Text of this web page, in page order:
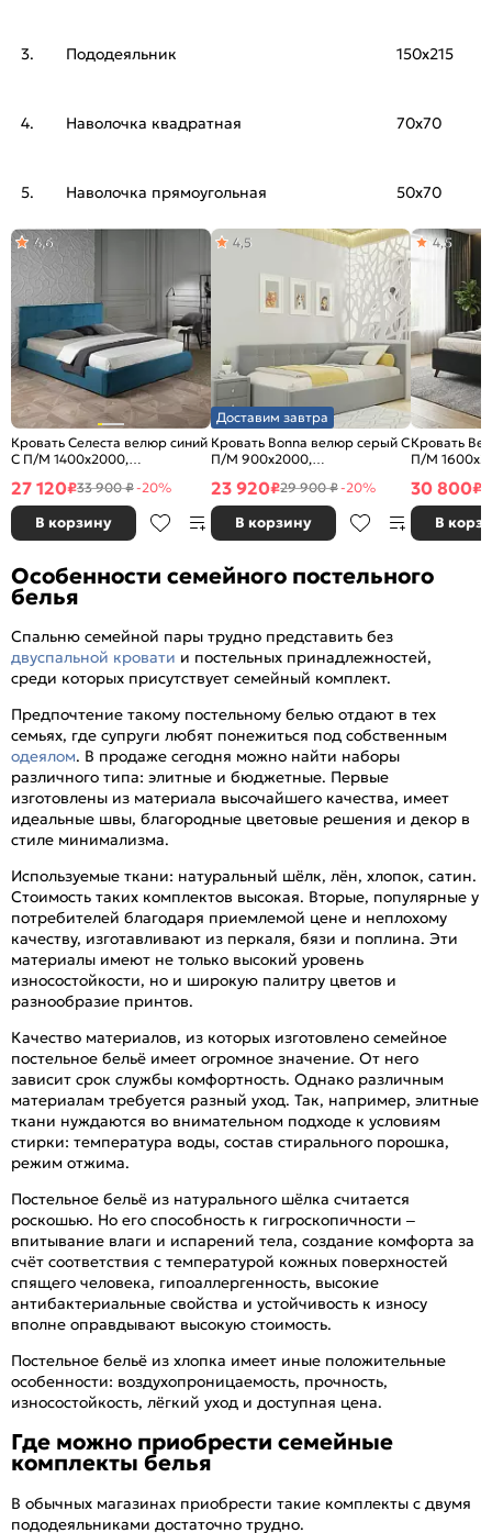
3. Пододеяльник 150х215
4. Наволочка квадратная 70х70
5. Наволочка прямоугольная 50х70
Кровать Селеста велюр синий
С П/М 1400x2000,
изголовье мягкое
4,6
27 120₽33 900 ₽-20%
В корзину
Доставим завтра
Кровать Bonna велюр серый С
П/М 900x2000,
изголовье мягкое
4,5
23 920₽29 900 ₽-20%
В корзину
Кровать
П/М
изголовье
4,5
30 800₽
В
Особенности семейного постельного
белья
Спальню семейной пары трудно представить без
двуспальной кровати и постельных принадлежностей,
среди которых присутствует семейный комплект.
Предпочтение такому постельному белью отдают в тех
семьях, где супруги любят понежиться под собственным
одеялом. В продаже сегодня можно найти наборы
различного типа: элитные и бюджетные. Первые
изготовлены из материала высочайшего качества, имеет
идеальные швы, благородные цветовые решения и декор в
стиле минимализма.
Используемые ткани: натуральный шёлк, лён, хлопок, сатин.
Стоимость таких комплектов высокая. Вторые, популярные у
потребителей благодаря приемлемой цене и неплохому
качеству, изготавливают из перкаля, бязи и поплина. Эти
материалы имеют не только высокий уровень
износостойкости, но и широкую палитру цветов и
разнообразие принтов.
Качество материалов, из которых изготовлено семейное
постельное бельё имеет огромное значение. От него
зависит срок службы комфортность. Однако различным
материалам требуется разный уход. Так, например, элитные
ткани нуждаются во внимательном подходе к условиям
стирки: температура воды, состав стирального порошка,
режим отжима.
Постельное бельё из натурального шёлка считается
роскошью. Но его способность к гигроскопичности –
впитывание влаги и испарений тела, создание комфорта за
счёт соответствия с температурой кожных поверхностей
спящего человека, гипоаллергенность, высокие
антибактериальные свойства и устойчивость к износу
вполне оправдывают высокую стоимость.
Постельное бельё из хлопка имеет иные положительные
особенности: воздухопроницаемость, прочность,
износостойкость, лёгкий уход и доступная цена.
Где можно приобрести семейные
комплекты белья
В обычных магазинах приобрести такие комплекты с двумя
пододеяльниками достаточно трудно.